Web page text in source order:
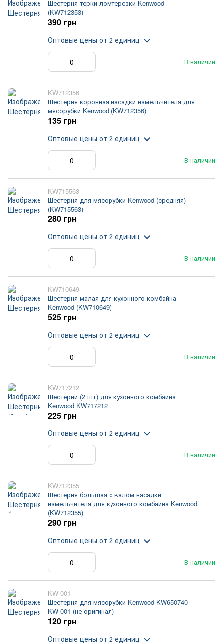
Шестерня терки-ломтерезки Kenwood
(KW712353)
В наличии
390 грн
Оптовые цены от 2 единиц
KW712356
Шестерня коронная насадки измельчителя для
мясорубки Kenwood (KW712356)
В наличии
135 грн
Оптовые цены от 2 единиц
KW715563
Шестерня для мясорубки Kenwood (средняя)
(KW715563)
В наличии
280 грн
Оптовые цены от 2 единиц
KW710649
Шестерня малая для кухонного комбайна
Kenwood (KW710649)
В наличии
525 грн
Оптовые цены от 2 единиц
KW717212
Шестерни (2 шт) для кухонного комбайна
Kenwood KW717212
В наличии
225 грн
Оптовые цены от 2 единиц
KW712355
Шестерня большая с валом насадки
измельчителя для кухонного комбайна Kenwood
(KW712355)
В наличии
290 грн
Оптовые цены от 2 единиц
KW-001
Шестерня для мясорубки Kenwood KW650740
KW-001 (не оригинал)
120 грн
Оптовые цены от 2 единиц